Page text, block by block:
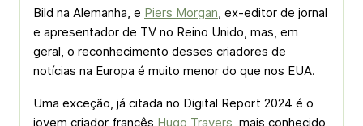
Bild na Alemanha, e Piers Morgan, ex-editor de jornal
e apresentador de TV no Reino Unido, mas, em
geral, o reconhecimento desses criadores de
notícias na Europa é muito menor do que nos EUA.
Uma exceção, já citada no Digital Report 2024 é o
jovem criador francês Hugo Travers, mais conhecido